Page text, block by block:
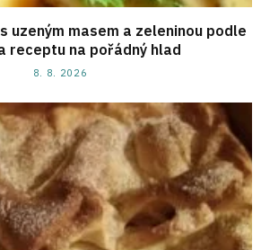
uzeným masem a zeleninou podle
receptu na pořádný hlad
8. 8. 2026